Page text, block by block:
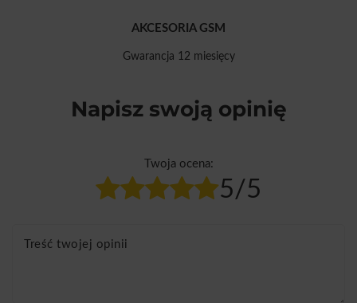
AKCESORIA GSM
Gwarancja 12 miesięcy
Napisz swoją opinię
Twoja ocena:
5/5
Treść twojej opinii